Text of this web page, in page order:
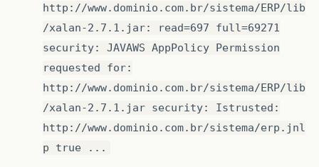
http://www.dominio.com.br/sistema/ERP/lib
/xalan-2.7.1.jar: read=697 full=69271
security: JAVAWS AppPolicy Permission
requested for:
http://www.dominio.com.br/sistema/ERP/lib
/xalan-2.7.1.jar security: Istrusted:
http://www.dominio.com.br/sistema/erp.jnl
p true ...